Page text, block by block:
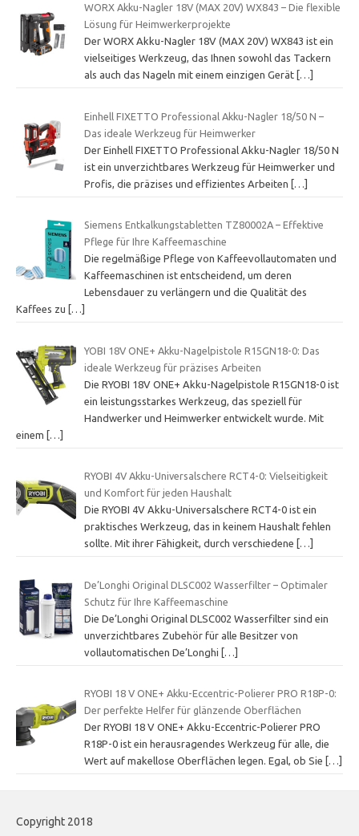
WORX Akku-Nagler 18V (MAX 20V) WX843 – Die flexible
Lösung für Heimwerkerprojekte
Der WORX Akku-Nagler 18V (MAX 20V) WX843 ist ein
vielseitiges Werkzeug, das Ihnen sowohl das Tackern
als auch das Nageln mit einem einzigen Gerät […]
Einhell FIXETTO Professional Akku-Nagler 18/50 N –
Das ideale Werkzeug für Heimwerker
Der Einhell FIXETTO Professional Akku-Nagler 18/50 N
ist ein unverzichtbares Werkzeug für Heimwerker und
Profis, die präzises und effizientes Arbeiten […]
Siemens Entkalkungstabletten TZ80002A – Effektive
Pflege für Ihre Kaffeemaschine
Die regelmäßige Pflege von Kaffeevollautomaten und
Kaffeemaschinen ist entscheidend, um deren
Lebensdauer zu verlängern und die Qualität des
Kaffees zu
[…]
YOBI 18V ONE+ Akku-Nagelpistole R15GN18-0: Das
ideale Werkzeug für präzises Arbeiten
Die RYOBI 18V ONE+ Akku-Nagelpistole R15GN18-0 ist
ein leistungsstarkes Werkzeug, das speziell für
Handwerker und Heimwerker entwickelt wurde. Mit
einem […]
RYOBI 4V Akku-Universalschere RCT4-0: Vielseitigkeit
und Komfort für jeden Haushalt
Die RYOBI 4V Akku-Universalschere RCT4-0 ist ein
praktisches Werkzeug, das in keinem Haushalt fehlen
sollte. Mit ihrer Fähigkeit, durch verschiedene
[…]
De’Longhi Original DLSC002 Wasserfilter – Optimaler
Schutz für Ihre Kaffeemaschine
Die De’Longhi Original DLSC002 Wasserfilter sind ein
unverzichtbares Zubehör für alle Besitzer von
vollautomatischen De’Longhi […]
RYOBI 18 V ONE+ Akku-Eccentric-Polierer PRO R18P-0:
Der perfekte Helfer für glänzende Oberflächen
Der RYOBI 18 V ONE+ Akku-Eccentric-Polierer PRO
R18P-0 ist ein herausragendes Werkzeug für alle, die
Wert auf makellose Oberflächen legen. Egal, ob Sie
[…]
Copyright 2018